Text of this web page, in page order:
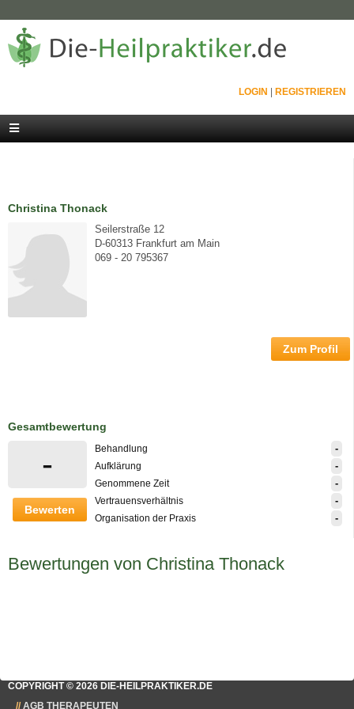
LOGIN REGISTRIEREN
Christina Thonack
Seilerstraße 12
D-60313 Frankfurt am Main
069 - 20 795367
Zum Profil
Gesamtbewertung
-
Bewerten
Behandlung -
Aufklärung -
Genommene Zeit -
Vertrauensverhältnis -
Organisation der Praxis -
Bewertungen von Christina Thonack
COPYRIGHT © 2026 DIE-HEILPRAKTIKER.DE
AGB THERAPEUTEN